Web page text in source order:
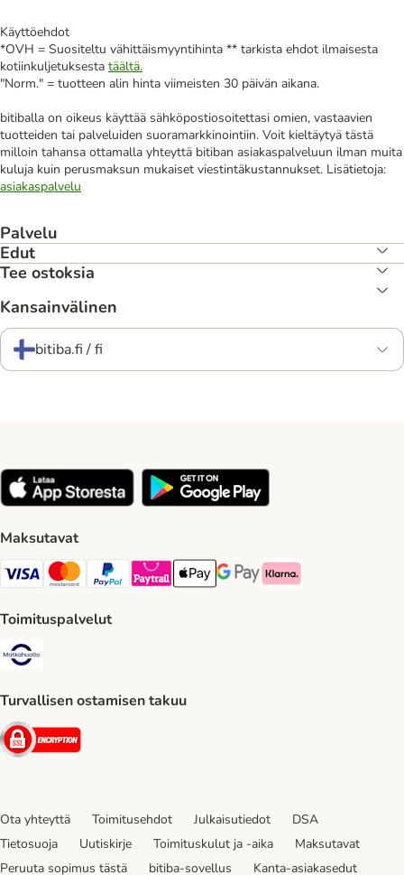
Käyttöehdot
*OVH = Suositeltu vähittäismyyntihinta ** tarkista ehdot ilmaisesta
kotiinkuljetuksesta täältä.
"Norm." = tuotteen alin hinta viimeisten 30 päivän aikana.
bitiballa on oikeus käyttää sähköpostiosoitettasi omien, vastaavien
tuotteiden tai palveluiden suoramarkkinointiin. Voit kieltäytyä tästä
milloin tahansa ottamalla yhteyttä bitiban asiakaspalveluun ilman muita
kuluja kuin perusmaksun mukaiset viestintäkustannukset. Lisätietoja:
asiakaspalvelu
Palvelu
Edut
Tee ostoksia
Kansainvälinen
bitiba.fi / fi
Maksutavat
VISA Payment Method
Mastercard Payment Method
Paypal Payment Method
Paytrail Payment Method
Apple Pay Payment Method
Google Pay Payment Method
Klarna Payment Method
Toimituspalvelut
Turvallisen ostamisen takuu
Security
Ota yhteyttä Toimitusehdot Julkaisutiedot
DSA
Tietosuoja
Uutiskirje Toimituskulut ja -aika
Maksutavat
Peruuta sopimus tästä
bitiba-sovellus Kanta-asiakasedut